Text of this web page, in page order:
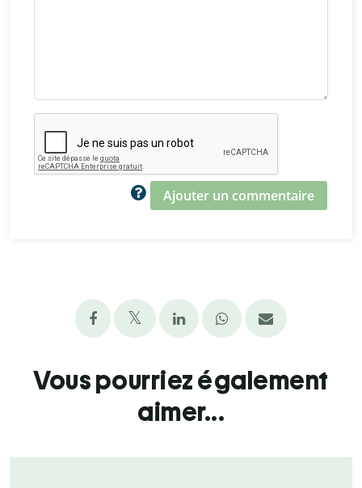
Ajouter un commentaire
Vous pourriez également
aimer...